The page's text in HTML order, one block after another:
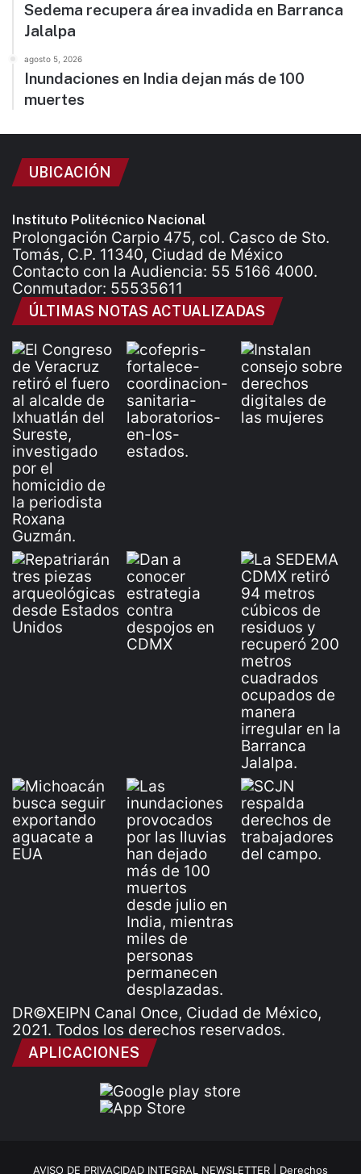
Sedema recupera área invadida en Barranca
Jalalpa
agosto 5, 2026
Inundaciones en India dejan más de 100
muertes
UBICACIÓN
Instituto Politécnico Nacional
Prolongación Carpio 475, col. Casco de Sto.
Tomás, C.P. 11340, Ciudad de México
Contacto con la Audiencia: 55 5166 4000.
Conmutador: 55535611
ÚLTIMAS NOTAS ACTUALIZADAS
DR©XEIPN Canal Once, Ciudad de México,
2021. Todos los derechos reservados.
APLICACIONES
AVISO DE PRIVACIDAD INTEGRAL NEWSLETTER | Derechos